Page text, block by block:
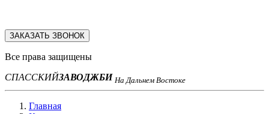
ЗАКАЗАТЬ ЗВОНОК
Все права защищены
СПАССКИЙЗАВОДЖБИ На Дальнем Востоке
Главная